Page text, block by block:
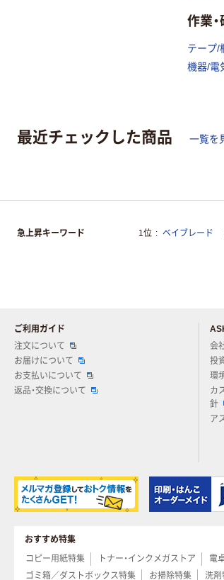
作業
テープ/
機器/電
最近チェックした商品 一覧を
急上昇キーワード 1位 ベイブレード
ご利用ガイド
注文について
お届けについて
お支払いについて
返品・交換について
会
投
環
カ
針
ア
おすすめ特集
コピー用紙特集
トナー・インクメガストア 電
ゴミ箱／ダストボックス特集
お掃除特集 洗剤